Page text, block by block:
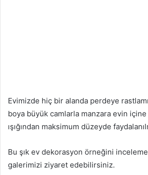
Evimizde hiç bir alanda perdeye
boya büyük camlarla manzara evin içine
ışığından maksimum düzeyde
Bu şık ev dekorasyon örneğini
galerimizi ziyaret edebilirsiniz.